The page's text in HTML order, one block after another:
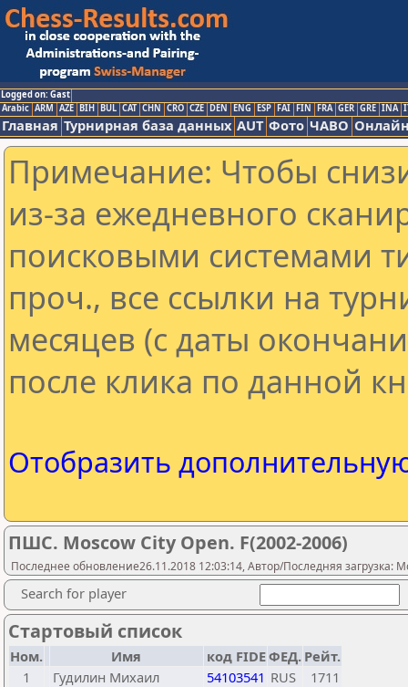
Logged on: Gast
Arabic ARM AZE BIH BUL CAT CHN CRO CZE DEN ENG ESP FAI FIN FRA GER GRE INA
Главная Турнирная база данных AUT Фото ЧАВО
Примечание: Чтобы
из-за ежедневного
поисковыми системами
проч., все ссылки на
месяцев (с даты
после клика по данной
Отобразить
ПШС. Moscow City Open. F(2002-2006)
Последнее обновление26.11.2018 12:03:14, Автор/Последняя загрузка:
Search for player
Стартовый список
Ном. Имя код FIDEФЕД. Рейт.
1
Гудилин Михаил 54103541 RUS
1711